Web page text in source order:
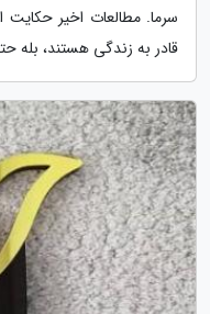
سرما. مطالعات اخیر حکایت
قادر به زندگی هستند، بله